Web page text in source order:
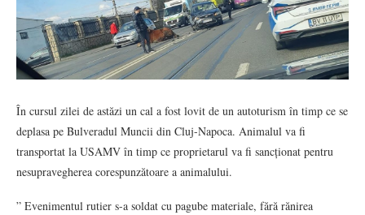
În cursul zilei de astăzi un cal a fost lovit de un autoturism în timp ce se
deplasa pe Bulveradul Muncii din Cluj-Napoca. Animalul va fi
transportat la USAMV în timp ce proprietarul va fi sancționat pentru
nesupravegherea corespunzătoare a animalului.
” Evenimentul rutier s-a soldat cu pagube materiale, fără rănirea